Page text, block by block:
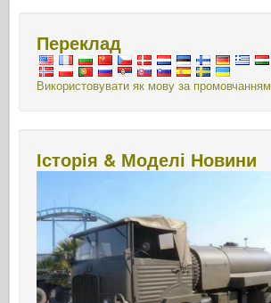
Переклад
Використовувати як мову за промовчанням
Історія & Моделі Новини